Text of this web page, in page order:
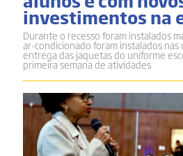
investimentos na
Durante o recesso foram instalados
ar-condicionado foram instalados
entrega das jaquetas do uniforme
primeira semana de atividades